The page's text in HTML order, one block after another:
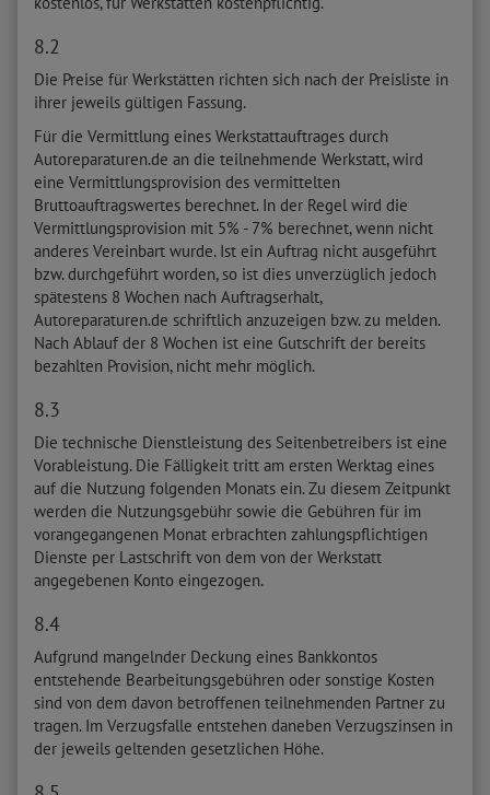
8.2
Die Preise für Werkstätten richten sich nach der Preisliste in
ihrer jeweils gültigen Fassung.
Für die Vermittlung eines Werkstattauftrages durch
Autoreparaturen.de an die teilnehmende Werkstatt, wird
eine Vermittlungsprovision des vermittelten
Bruttoauftragswertes berechnet. In der Regel wird die
Vermittlungsprovision mit 5% - 7% berechnet, wenn nicht
anderes Vereinbart wurde. Ist ein Auftrag nicht ausgeführt
bzw. durchgeführt worden, so ist dies unverzüglich jedoch
spätestens 8 Wochen nach Auftragserhalt,
Autoreparaturen.de schriftlich anzuzeigen bzw. zu melden.
Nach Ablauf der 8 Wochen ist eine Gutschrift der bereits
bezahlten Provision, nicht mehr möglich.
8.3
Die technische Dienstleistung des Seitenbetreibers ist eine
Vorableistung. Die Fälligkeit tritt am ersten Werktag eines
auf die Nutzung folgenden Monats ein. Zu diesem Zeitpunkt
werden die Nutzungsgebühr sowie die Gebühren für im
vorangegangenen Monat erbrachten zahlungspflichtigen
Dienste per Lastschrift von dem von der Werkstatt
angegebenen Konto eingezogen.
8.4
Aufgrund mangelnder Deckung eines Bankkontos
entstehende Bearbeitungsgebühren oder sonstige Kosten
sind von dem davon betroffenen teilnehmenden Partner zu
tragen. Im Verzugsfalle entstehen daneben Verzugszinsen in
der jeweils geltenden gesetzlichen Höhe.